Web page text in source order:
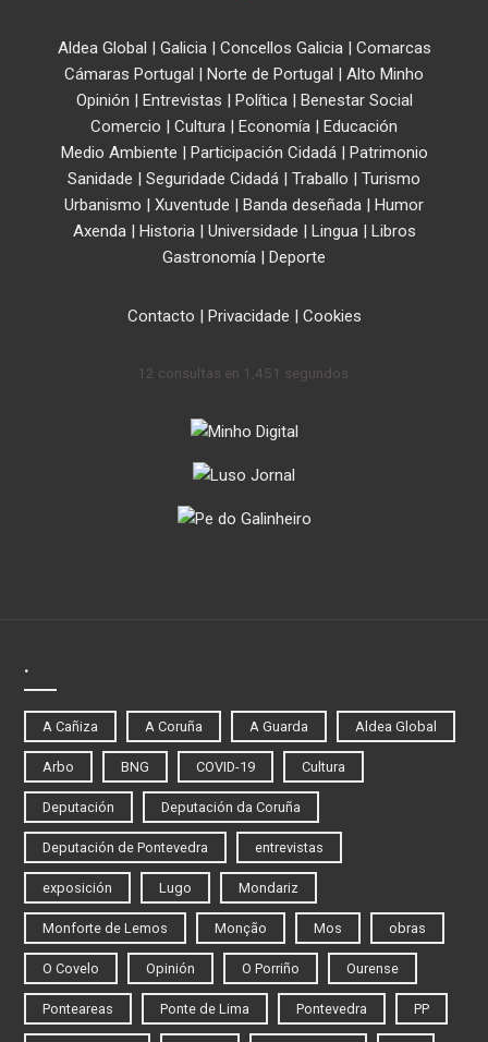
Aldea Global | Galicia| Concellos Galicia| Comarcas
Cámaras Portugal | Norte de Portugal | Alto Minho
Opinión | Entrevistas | Política| Benestar Social
Comercio | Cultura | Economía | Educación
Medio Ambiente | Participación Cidadá| Patrimonio
Sanidade | Seguridade Cidadá | Traballo | Turismo
Urbanismo | Xuventude | Banda deseñada | Humor
Axenda| Historia| Universidade | Lingua| Libros
Gastronomía | Deporte
Contacto | Privacidade | Cookies
12 consultas en 1,451 segundos.
.
A Cañiza A Coruña A Guarda Aldea Global
Arbo BNG COVID-19 Cultura
Deputación Deputación da Coruña
Deputación de Pontevedra entrevistas
exposición Lugo Mondariz
Monforte de Lemos Monção Mos obras
O Covelo Opinión O Porriño Ourense
Ponteareas Ponte de Lima Pontevedra PP